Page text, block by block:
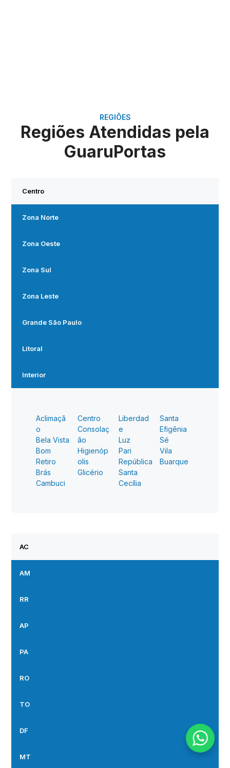
REGIÕES
Regiões Atendidas pela
GuaruPortas
Centro
Zona Norte
Zona Oeste
Zona Sul
Zona Leste
Grande São Paulo
Litoral
Interior
Aclimaçã
o
Bela Vista
Bom
Retiro
Brás
Cambuci
Centro
Consolaç
ão
Higienóp
olis
Glicério
Liberdad
e
Luz
Pari
República
Santa
Cecília
Santa
Efigênia
Sé
Vila
Buarque
AC
AM
RR
AP
PA
RO
TO
DF
MT